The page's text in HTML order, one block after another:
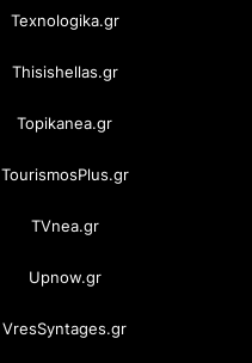
Texnologika.gr
Thisishellas.gr
Topikanea.gr
TourismosPlus.gr
TVnea.gr
Upnow.gr
VresSyntages.gr